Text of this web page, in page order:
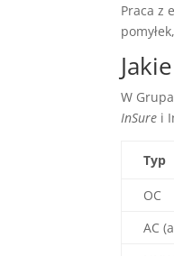
Praca z
W
InSure i
Typ
OC
AC